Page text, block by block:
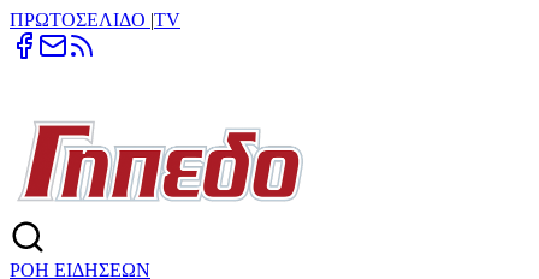
ΠΡΩΤΟΣΕΛΙΔΟ |TV
ΡΟΗ ΕΙΔΗΣΕΩΝ